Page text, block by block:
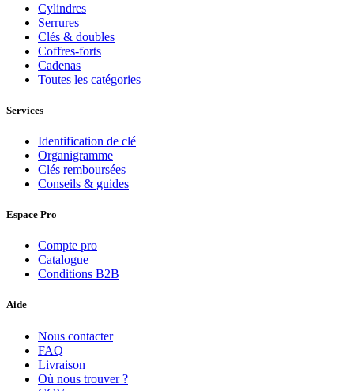
Cylindres
Serrures
Clés & doubles
Coffres-forts
Cadenas
Toutes les catégories
Services
Identification de clé
Organigramme
Clés remboursées
Conseils & guides
Espace Pro
Compte pro
Catalogue
Conditions B2B
Aide
Nous contacter
FAQ
Livraison
Où nous trouver ?